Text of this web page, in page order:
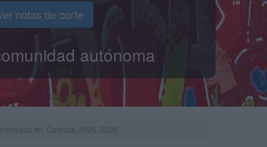
notas de corte
autónoma